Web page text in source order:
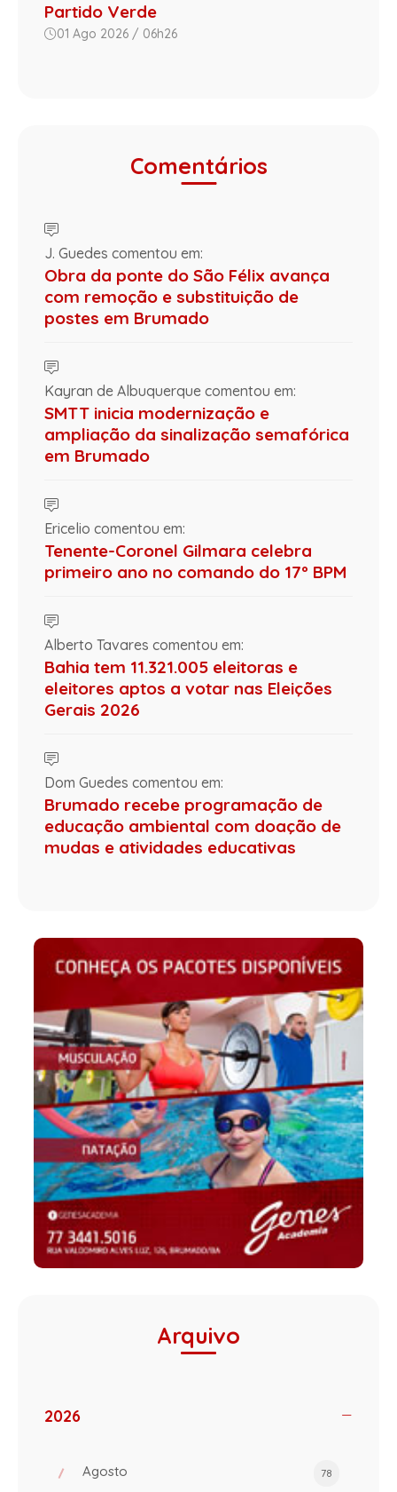
Partido Verde
01 Ago 2026 / 06h26
Comentários
J. Guedes comentou em:
Obra da ponte do São Félix avança
com remoção e substituição de
postes em Brumado
Kayran de Albuquerque comentou em:
SMTT inicia modernização e
ampliação da sinalização semafórica
em Brumado
Ericelio comentou em:
Tenente-Coronel Gilmara celebra
primeiro ano no comando do 17º BPM
Alberto Tavares comentou em:
Bahia tem 11.321.005 eleitoras e
eleitores aptos a votar nas Eleições
Gerais 2026
Dom Guedes comentou em:
Brumado recebe programação de
educação ambiental com doação de
mudas e atividades educativas
Arquivo
2026
Agosto 78